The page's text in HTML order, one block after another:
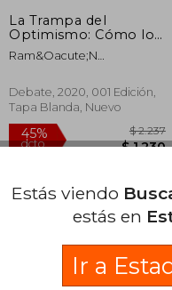
La Trampa del
Optimismo: Cómo los
Años Noventa
Explican el Mundo
Ram&Oacute;N
F&Eacute;Rriz
Debate, 2020, 001 Edición,
Tapa Blanda, Nuevo
Estás viendo
estás en
Ir a